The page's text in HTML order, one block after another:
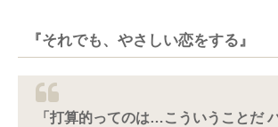
『それでも、やさしい恋をする』
「打算的ってのは…こういうことだ